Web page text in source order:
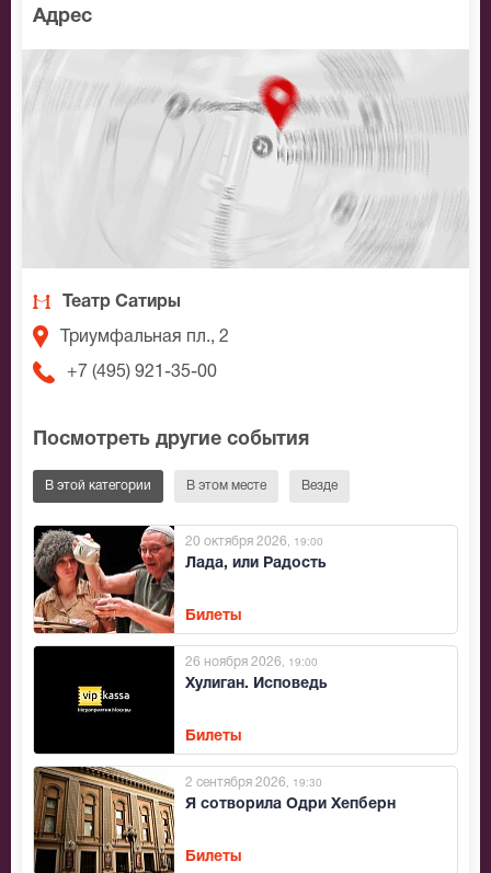
Адрес
Театр Сатиры
Триумфальная пл., 2
+7 (495) 921-35-00
Посмотреть другие события
В этой категории В этом месте Везде
Лада, или Радость
20 октября 2026 , 19:00
Билеты
Хулиган. Исповедь
26 ноября 2026 , 19:00
Билеты
Я сотворила Одри Хепберн
2 сентября 2026 , 19:30
Билеты